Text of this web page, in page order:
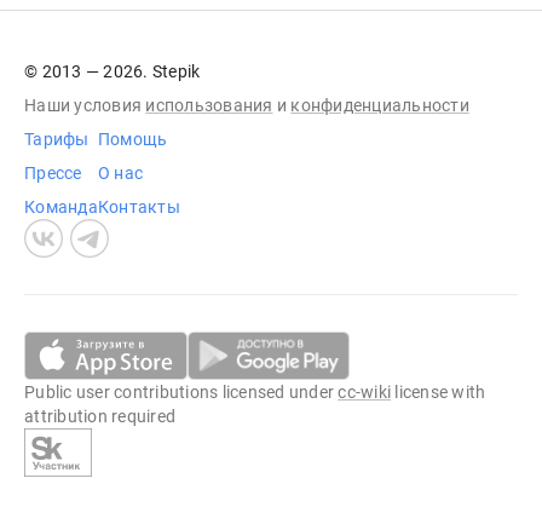
© 2013 — 2026. Stepik
Наши условия использования и конфиденциальности
Тарифы
Прессе
Команда
Помощь
О нас
Контакты
Public user contributions licensed undercc-wiki license with
attribution required